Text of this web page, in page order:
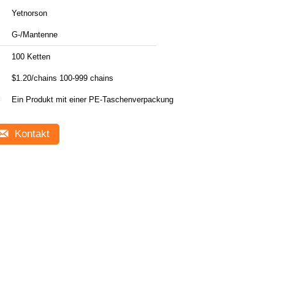
Yetnorson
G-/Mantenne
100 Ketten
$1.20/chains 100-999 chains
Ein Produkt mit einer PE-Taschenverpackung
Kontakt